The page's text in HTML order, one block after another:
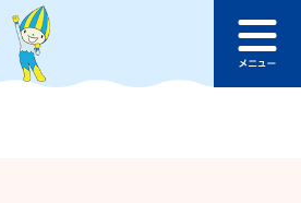
このページの本文へ
ュ